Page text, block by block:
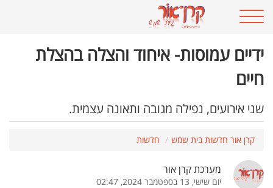
ידיים עמוסות- איחוד והצלה בהצלת
חיים
שני אירועים, נפילה מגובה ותאונה עצמית.
קרן אור חדשות בית שמש חדשות
מערכת קרן אור
יום שישי, 13 בספטמבר 2024, 02:47